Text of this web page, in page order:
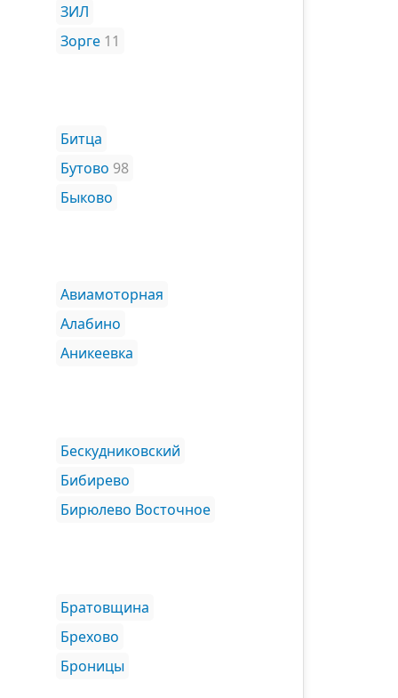
ЗИЛ
Зорге 11
Битца
Бутово 98
Быково
Авиамоторная
Алабино
Аникеевка
Бескудниковский
Бибирево
Бирюлево Восточное
Братовщина
Брехово
Броницы